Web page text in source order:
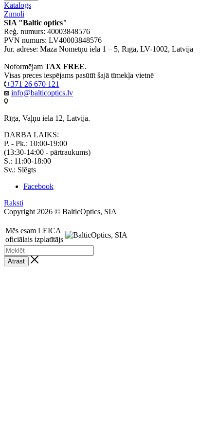
Katalogs
Zīmoli
SIA "Baltic optics"
Reģ. numurs: 40003848576
PVN numurs: LV40003848576
Jur. adrese: Mazā Nometņu iela 1 – 5, Rīga, LV-1002, Latvija
Noformējam TAX FREE.
Visas preces iespējams pasūtīt šajā tīmekļa vietnē
+371 26 670 121
info@balticoptics.lv
Rīga, Vaļņu iela 12, Latvija.
DARBA LAIKS:
P. - Pk.: 10:00-19:00
(13:30-14:00 - pārtraukums)
S.: 11:00-18:00
Sv.: Slēgts
Facebook
Raksti
Copyright 2026 © BalticOptics, SIA
Mēs esam LEICA
oficiālais izplatītājs
Atrast